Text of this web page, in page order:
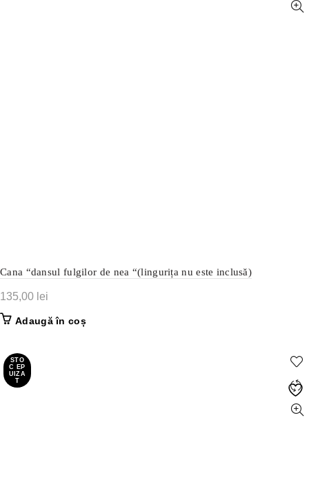
Cana “dansul fulgilor de nea “(lingurița nu este inclusă)
135,00 lei
Adaugă în coș
STO
C EP
UIZA
T